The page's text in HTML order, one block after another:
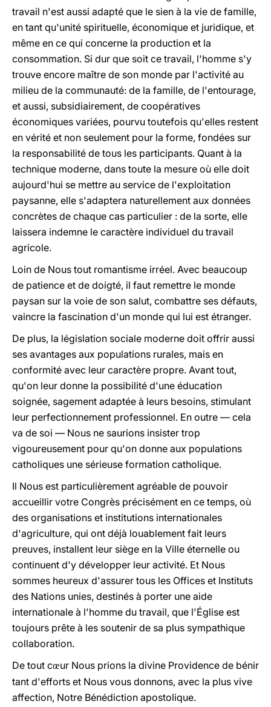
travail n'est aussi adapté que le sien à la vie de famille,
en tant qu'unité spirituelle, économique et juridique, et
même en ce qui concerne la production et la
consommation. Si dur que soit ce travail, l'homme s'y
trouve encore maître de son monde par l'activité au
milieu de la communauté: de la famille, de l'entourage,
et aussi, subsidiairement, de coopératives
économiques variées, pourvu toutefois qu'elles restent
en vérité et non seulement pour la forme, fondées sur
la responsabilité de tous les participants. Quant à la
technique moderne, dans toute la mesure où elle doit
aujourd'hui se mettre au service de l'exploitation
paysanne, elle s'adaptera naturellement aux données
concrètes de chaque cas particulier : de la sorte, elle
laissera indemne le caractère individuel du travail
agricole.
Loin de Nous tout romantisme irréel. Avec beaucoup
de patience et de doigté, il faut remettre le monde
paysan sur la voie de son salut, combattre ses défauts,
vaincre la fascination d'un monde qui lui est étranger.
De plus, la législation sociale moderne doit offrir aussi
ses avantages aux populations rurales, mais en
conformité avec leur caractère propre. Avant tout,
qu'on leur donne la possibilité d'une éducation
soignée, sagement adaptée à leurs besoins, stimulant
leur perfectionnement professionnel. En outre — cela
va de soi — Nous ne saurions insister trop
vigoureusement pour qu'on donne aux populations
catholiques une sérieuse formation catholique.
Il Nous est particulièrement agréable de pouvoir
accueillir votre Congrès précisément en ce temps, où
des organisations et institutions internationales
d'agriculture, qui ont déjà louablement fait leurs
preuves, installent leur siège en la Ville éternelle ou
continuent d'y développer leur activité. Et Nous
sommes heureux d'assurer tous les Offices et Instituts
des Nations unies, destinés à porter une aide
internationale à l'homme du travail, que l'Église est
toujours prête à les soutenir de sa plus sympathique
collaboration.
De tout cœur Nous prions la divine Providence de bénir
tant d'efforts et Nous vous donnons, avec la plus vive
affection, Notre Bénédiction apostolique.